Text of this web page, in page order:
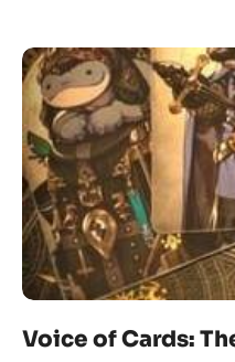
Voice of Cards: